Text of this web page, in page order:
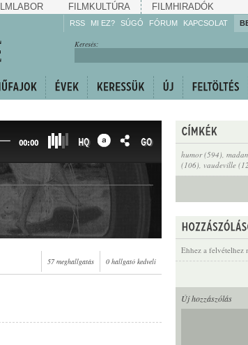
FILMKULTÚRA FILMHIRADÓK
RSS MI EZ? SÚGÓ
Gyarapítsa!
FÓRUM KAPCSOLAT
Keresés:
humor (594),
(106), vaudeville
Ehhez a felvételhez
Új hozzászólás
00:00 HQ GO
57 meghallgatás 0 hallgató kedveli